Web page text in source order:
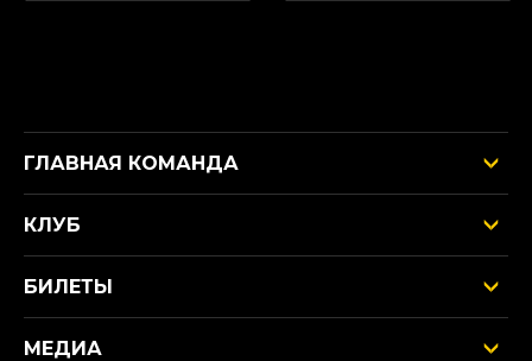
ГЛАВНАЯ КОМАНДА
КЛУБ
БИЛЕТЫ
МЕДИА